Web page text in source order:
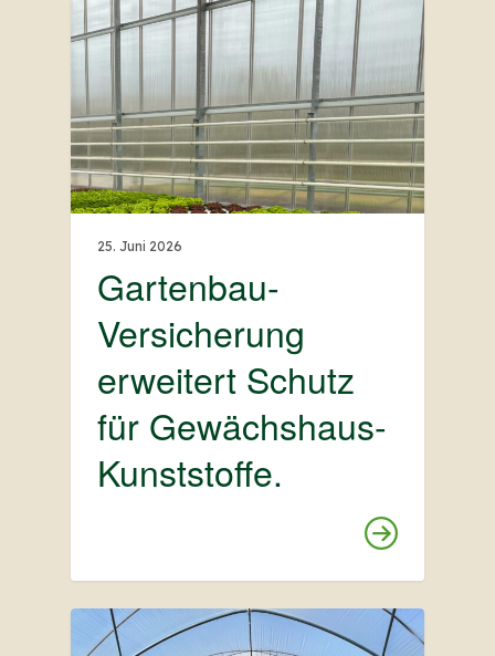
25. Juni 2026
Gartenbau-
Versicherung
erweitert Schutz
für Gewächshaus-
Kunststoffe.